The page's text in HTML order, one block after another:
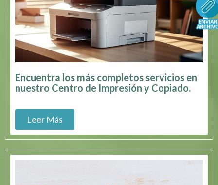
Encuentra los más completos servicios en
nuestro Centro de Impresión y Copiado.
Leer Más